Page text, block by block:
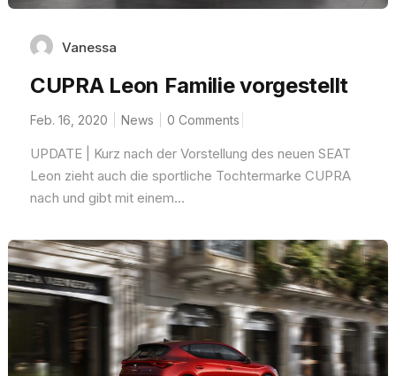
Vanessa
CUPRA Leon Familie vorgestellt
Feb. 16, 2020 News 0 Comments
UPDATE | Kurz nach der Vorstellung des neuen SEAT
Leon zieht auch die sportliche Tochtermarke CUPRA
nach und gibt mit einem...